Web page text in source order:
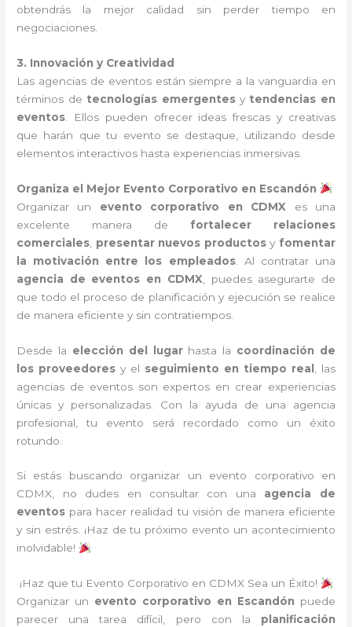
obtendrás la mejor calidad sin perder tiempo en
negociaciones.
3. Innovación y Creatividad
Las agencias de eventos están siempre a la vanguardia en
términos de tecnologías emergentesy tendencias en
eventos . Ellos pueden ofrecer ideas frescas y creativas
que harán que tu evento se destaque, utilizando desde
elementos interactivos hasta experiencias inmersivas.
Organiza el Mejor Evento Corporativo en Escandón
Organizar un evento corporativo en CDMX es una
excelente manera de fortalecer relaciones
comerciales presentar nuevos productosy fomentar
la motivación entre los empleados. Al contratar una
agencia de eventos en CDMX , puedes asegurarte de
que todo el proceso de planificación y ejecución se realice
de manera eficiente y sin contratiempos.
Desde la elección del lugarhasta la coordinación de
los proveedores y el seguimiento en tiempo real , las
agencias de eventos son expertos en crear experiencias
únicas y personalizadas. Con la ayuda de una agencia
profesional, tu evento será recordado como un éxito
rotundo.
Si estás buscando organizar un evento corporativo en
CDMX, no dudes en consultar con una agencia de
eventos para hacer realidad tu visión de manera eficiente
y sin estrés. ¡Haz de tu próximo evento un acontecimiento
inolvidable!
¡Haz que tu Evento Corporativo en CDMX Sea un Éxito!
Organizar un evento corporativo en Escandón puede
parecer una tarea difícil, pero con la planificación